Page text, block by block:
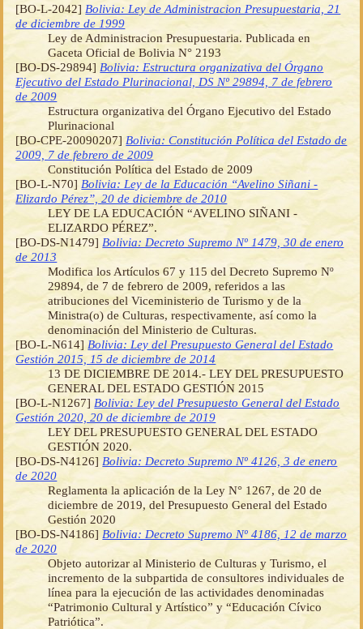
[BO-L-2042] Bolivia: Ley de Administracion Presupuestaria, 21
de diciembre de 1999
Ley de Administracion Presupuestaria. Publicada en
Gaceta Oficial de Bolivia N° 2193
[BO-DS-29894] Bolivia: Estructura organizativa del Órgano
Ejecutivo del Estado Plurinacional, DS Nº 29894, 7 de febrero
de 2009
Estructura organizativa del Órgano Ejecutivo del Estado
Plurinacional
[BO-CPE-20090207] Bolivia: Constitución Política del Estado de
2009, 7 de febrero de 2009
Constitución Política del Estado de 2009
[BO-L-N70] Bolivia: Ley de la Educación “Avelino Siñani -
Elizardo Pérez”, 20 de diciembre de 2010
LEY DE LA EDUCACIÓN “AVELINO SIÑANI -
ELIZARDO PÉREZ”.
[BO-DS-N1479] Bolivia: Decreto Supremo Nº 1479, 30 de enero
de 2013
Modifica los Artículos 67 y 115 del Decreto Supremo Nº
29894, de 7 de febrero de 2009, referidos a las
atribuciones del Viceministerio de Turismo y de la
Ministra(o) de Culturas, respectivamente, así como la
denominación del Ministerio de Culturas.
[BO-L-N614] Bolivia: Ley del Presupuesto General del Estado
Gestión 2015, 15 de diciembre de 2014
13 DE DICIEMBRE DE 2014.- LEY DEL PRESUPUESTO
GENERAL DEL ESTADO GESTIÓN 2015
[BO-L-N1267] Bolivia: Ley del Presupuesto General del Estado
Gestión 2020, 20 de diciembre de 2019
LEY DEL PRESUPUESTO GENERAL DEL ESTADO
GESTIÓN 2020.
[BO-DS-N4126] Bolivia: Decreto Supremo Nº 4126, 3 de enero
de 2020
Reglamenta la aplicación de la Ley N° 1267, de 20 de
diciembre de 2019, del Presupuesto General del Estado
Gestión 2020
[BO-DS-N4186] Bolivia: Decreto Supremo Nº 4186, 12 de marzo
de 2020
Objeto autorizar al Ministerio de Culturas y Turismo, el
incremento de la subpartida de consultores individuales de
línea para la ejecución de las actividades denominadas
“Patrimonio Cultural y Artístico” y “Educación Cívico
Patriótica”.